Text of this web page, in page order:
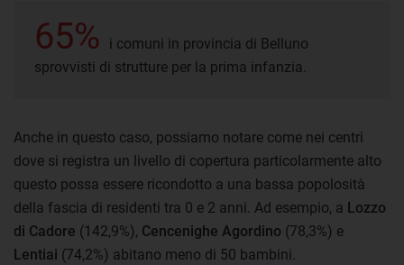
65%
i comuni in provincia di Belluno
sprovvisti di strutture per la prima infanzia.
Anche in questo caso, possiamo notare come nei centri
dove si registra un livello di copertura particolarmente alto
questo possa essere ricondotto a una bassa popolosità
della fascia di residenti tra 0 e 2 anni. Ad esempio, a Lozzo
di Cadore (142,9%), Cencenighe Agordino (78,3%) e
Lentiai (74,2%) abitano meno di 50 bambini.